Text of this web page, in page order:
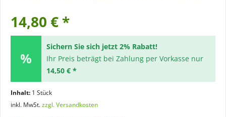
14,80 € *
Sichern Sie sich jetzt 2% Rabatt!
Ihr Preis beträgt bei Zahlung per Vorkasse nur
14,50 € *
Inhalt: 1 Stück
inkl. MwSt.zzgl. Versandkosten